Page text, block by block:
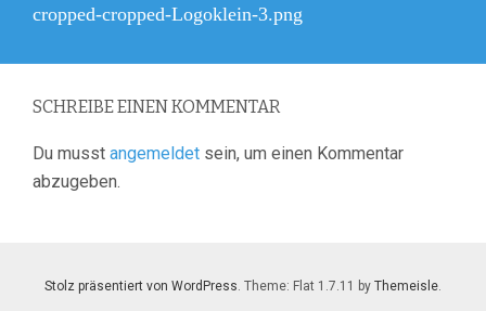
Vorheriger
cropped-cropped-Logoklein-3.png
SCHREIBE EINEN KOMMENTAR
Du musst angemeldet sein, um einen Kommentar
abzugeben.
Stolz präsentiert von WordPress. Theme: Flat 1.7.11 by Themeisle.